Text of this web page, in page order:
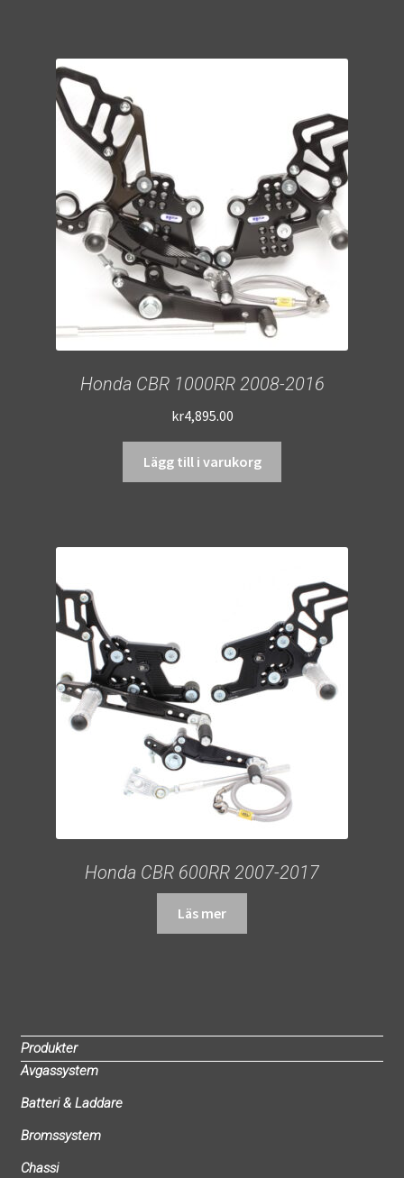
Honda CBR 1000RR 2008-2016
kr4,895.00
Lägg till i varukorg
Honda CBR 600RR 2007-2017
Läs mer
Produkter
Avgassystem
Batteri & Laddare
Bromssystem
Chassi